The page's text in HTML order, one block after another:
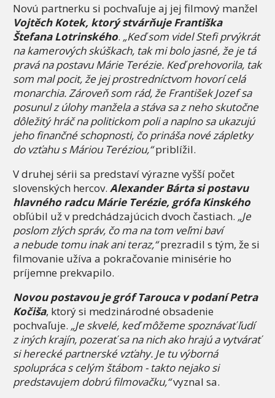
Novú partnerku si pochvaľuje aj jej filmový manžel
Vojtěch Kotek, ktorý stvárňuje Františka
Štefana Lotrinského. „Keď som videl Stefi prvýkrát
na kamerových skúškach, tak mi bolo jasné, že je tá
pravá na postavu Márie Terézie. Keď prehovorila, tak
som mal pocit, že jej prostredníctvom hovorí celá
monarchia. Zároveň som rád, že František Jozef sa
posunul z úlohy manžela a stáva sa z neho skutočne
dôležitý hráč na politickom poli a naplno sa ukazujú
jeho finančné schopnosti, čo prináša nové zápletky
do vzťahu s Máriou Teréziou,“priblížil.
V druhej sérii sa predstaví výrazne vyšší počet
slovenských hercov. Alexander Bárta si postavu
hlavného radcu Márie Terézie, grófa Kinského
obľúbil už v predchádzajúcich dvoch častiach. „Je
poslom zlých správ, čo ma na tom veľmi baví
a nebude tomu inak ani teraz,“prezradil s tým, že si
filmovanie užíva a pokračovanie minisérie ho
príjemne prekvapilo.
Novou postavou je gróf Tarouca v podaní Petra
Kočiša, ktorý si medzinárodné obsadenie
pochvaľuje. „Je skvelé, keď môžeme spoznávať ľudí
z iných krajín, pozerať sa na nich ako hrajú a vytvárať
si herecké partnerské vzťahy. Je tu výborná
spolupráca s celým štábom - takto nejako si
predstavujem dobrú filmovačku,“vyznal sa.